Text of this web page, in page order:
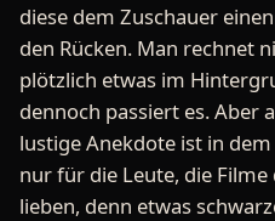
diese dem Zuschauer
den Rücken. Man rechnet
plötzlich etwas im
dennoch passiert es. Aber
lustige Anekdote ist in
nur für die Leute, die Filme
lieben, denn etwas